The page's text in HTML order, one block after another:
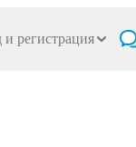
и регистрация